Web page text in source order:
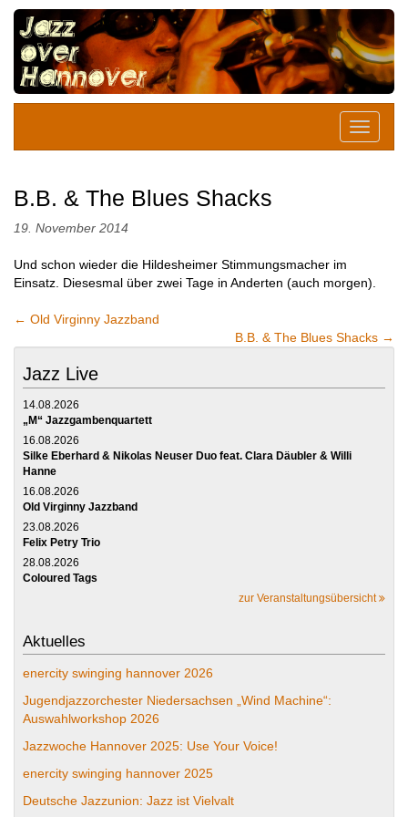
B.B. & The Blues Shacks
19. November 2014
Und schon wieder die Hildesheimer Stimmungsmacher im
Einsatz. Diesesmal über zwei Tage in Anderten (auch morgen).
← Old Virginny Jazzband
B.B. & The Blues Shacks →
Jazz Live
14.08.2026
„M“ Jazzgambenquartett
16.08.2026
Silke Eberhard & Nikolas Neuser Duo feat. Clara Däubler & Willi
Hanne
16.08.2026
Old Virginny Jazzband
23.08.2026
Felix Petry Trio
28.08.2026
Coloured Tags
zur Veranstaltungsübersicht
Aktuelles
enercity swinging hannover 2026
Jugendjazzorchester Niedersachsen „Wind Machine“:
Auswahlworkshop 2026
Jazzwoche Hannover 2025: Use Your Voice!
enercity swinging hannover 2025
Deutsche Jazzunion: Jazz ist Vielvalt